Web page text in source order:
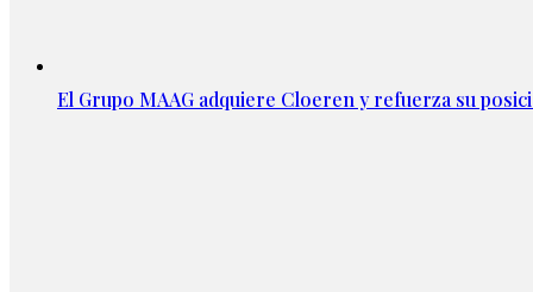
El Grupo MAAG adquiere Cloeren y refuerza su